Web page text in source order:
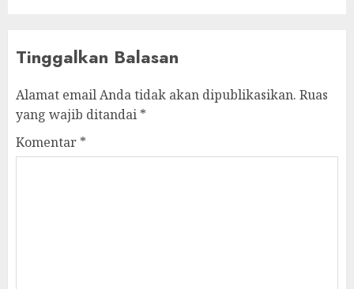
Tinggalkan Balasan
Alamat email Anda tidak akan dipublikasikan. Ruas
yang wajib ditandai *
Komentar *